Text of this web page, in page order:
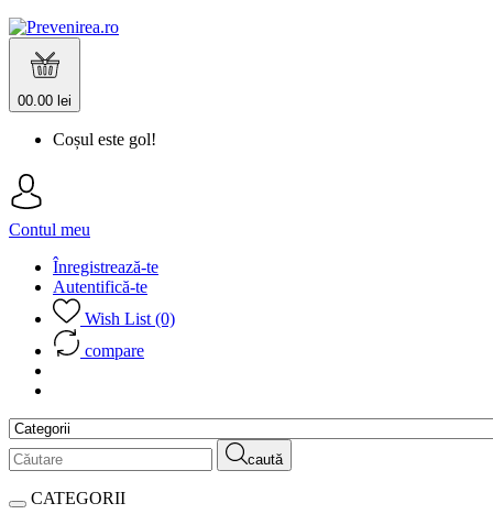
00.00 lei
Coșul este gol!
Contul meu
Înregistrează-te
Autentifică-te
Wish List (0)
compare
caută
CATEGORII